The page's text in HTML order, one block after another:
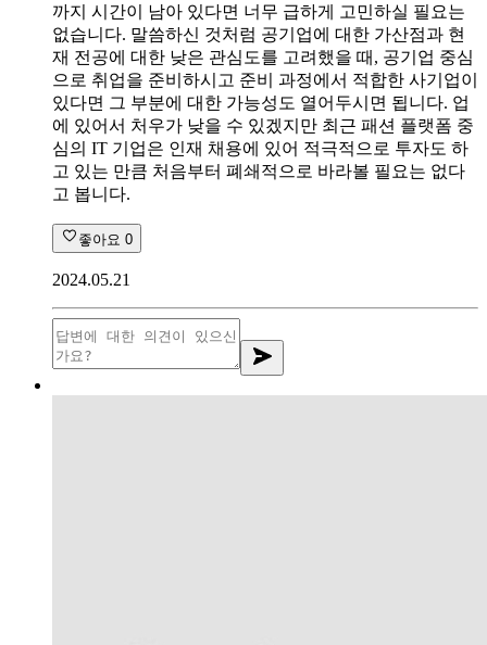
까지 시간이 남아 있다면 너무 급하게 고민하실 필요는
없습니다. 말씀하신 것처럼 공기업에 대한 가산점과 현
재 전공에 대한 낮은 관심도를 고려했을 때, 공기업 중심
으로 취업을 준비하시고 준비 과정에서 적합한 사기업이
있다면 그 부분에 대한 가능성도 열어두시면 됩니다. 업
에 있어서 처우가 낮을 수 있겠지만 최근 패션 플랫폼 중
심의 IT 기업은 인재 채용에 있어 적극적으로 투자도 하
고 있는 만큼 처음부터 폐쇄적으로 바라볼 필요는 없다
고 봅니다.
좋아요 0
2024.05.21